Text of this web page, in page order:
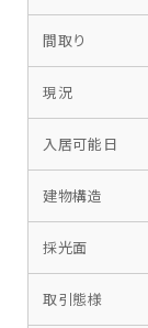
間取り
現況
入居可能日
建物構造
採光面
取引態様